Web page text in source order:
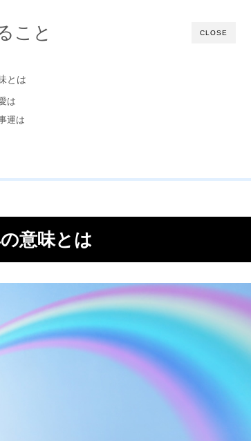
CLOSE
こと
とは
は
運は
意味とは